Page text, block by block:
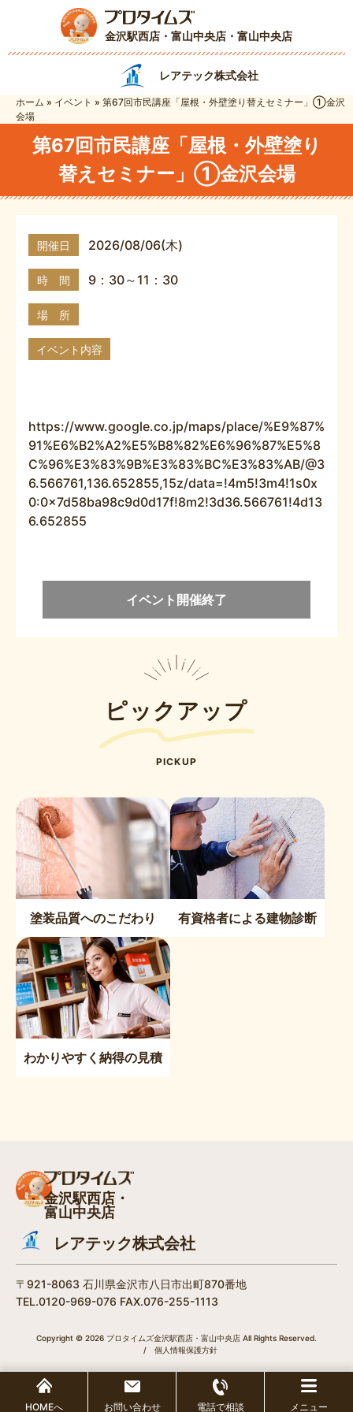
金沢駅西店・富山中央店 ・富山中央店
レアテック株式会社
ホーム » イベント » 第67回市民講座「屋根・外壁塗り替えセミナー」①金沢
会場
第67回市民講座「屋根・外壁塗り
替えセミナー」①金沢会場
開催日 2026/08/06(木)
時 間 9：30～11：30
場 所
イベント内容
https://www.google.co.jp/maps/place/%E9%87%
91%E6%B2%A2%E5%B8%82%E6%96%87%E5%8
C%96%E3%83%9B%E3%83%BC%E3%83%AB/@3
6.566761,136.652855,15z/data=!4m5!3m4!1s0x
0:0x7d58ba98c9d0d17f!8m2!3d36.566761!4d13
6.652855
イベント開催終了
ピックアップ
PICKUP
塗装品質へのこだわり 有資格者による建物診断
わかりやすく納得の見積
金沢駅西店・
富山中央店
レアテック株式会社
〒921-8063 石川県金沢市八日市出町870番地
TEL.0120-969-076 FAX.076-255-1113
Copyright © 2026 プロタイムズ金沢駅西店・富山中央店 All Rights Reserved.
/
個人情報保護方針
HOMEへ お問い合わせ 電話で相談 メニュー